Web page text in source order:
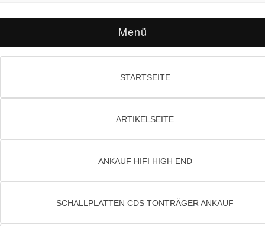
Menü
STARTSEITE
ARTIKELSEITE
ANKAUF HIFI HIGH END
SCHALLPLATTEN CDS TONTRÄGER ANKAUF